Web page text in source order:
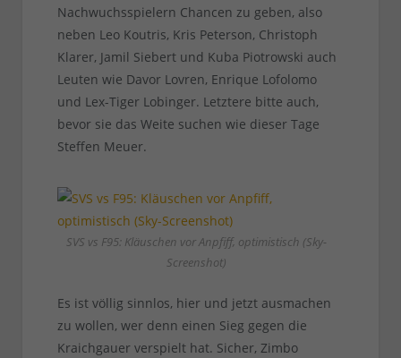
Nachwuchsspielern Chancen zu geben, also
neben Leo Koutris, Kris Peterson, Christoph
Klarer, Jamil Siebert und Kuba Piotrowski auch
Leuten wie Davor Lovren, Enrique Lofolomo
und Lex-Tiger Lobinger. Letztere bitte auch,
bevor sie das Weite suchen wie dieser Tage
Steffen Meuer.
SVS vs F95: Kläuschen vor Anpfiff, optimistisch (Sky-
Screenshot)
Es ist völlig sinnlos, hier und jetzt ausmachen
zu wollen, wer denn einen Sieg gegen die
Kraichgauer verspielt hat. Sicher, Zimbo